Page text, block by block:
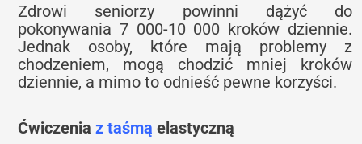
Zdrowi seniorzy powinni dążyć do
pokonywania 7 000-10 000 kroków dziennie.
Jednak osoby, które mają problemy z
chodzeniem, mogą chodzić mniej kroków
dziennie, a mimo to odnieść pewne korzyści.
Ćwiczeniaz taśmą elastyczną